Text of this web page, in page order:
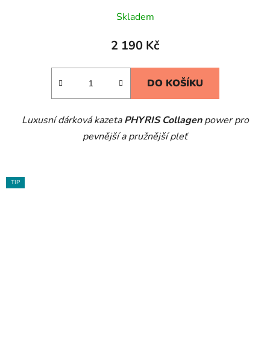
Skladem
2 190 Kč
DO KOŠÍKU
Luxusní dárková kazetaPHYRIS Collagenpower pro
pevnější a pružnější pleť
TIP